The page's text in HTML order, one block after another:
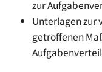
zur
Unterlagen zur
getroffenen